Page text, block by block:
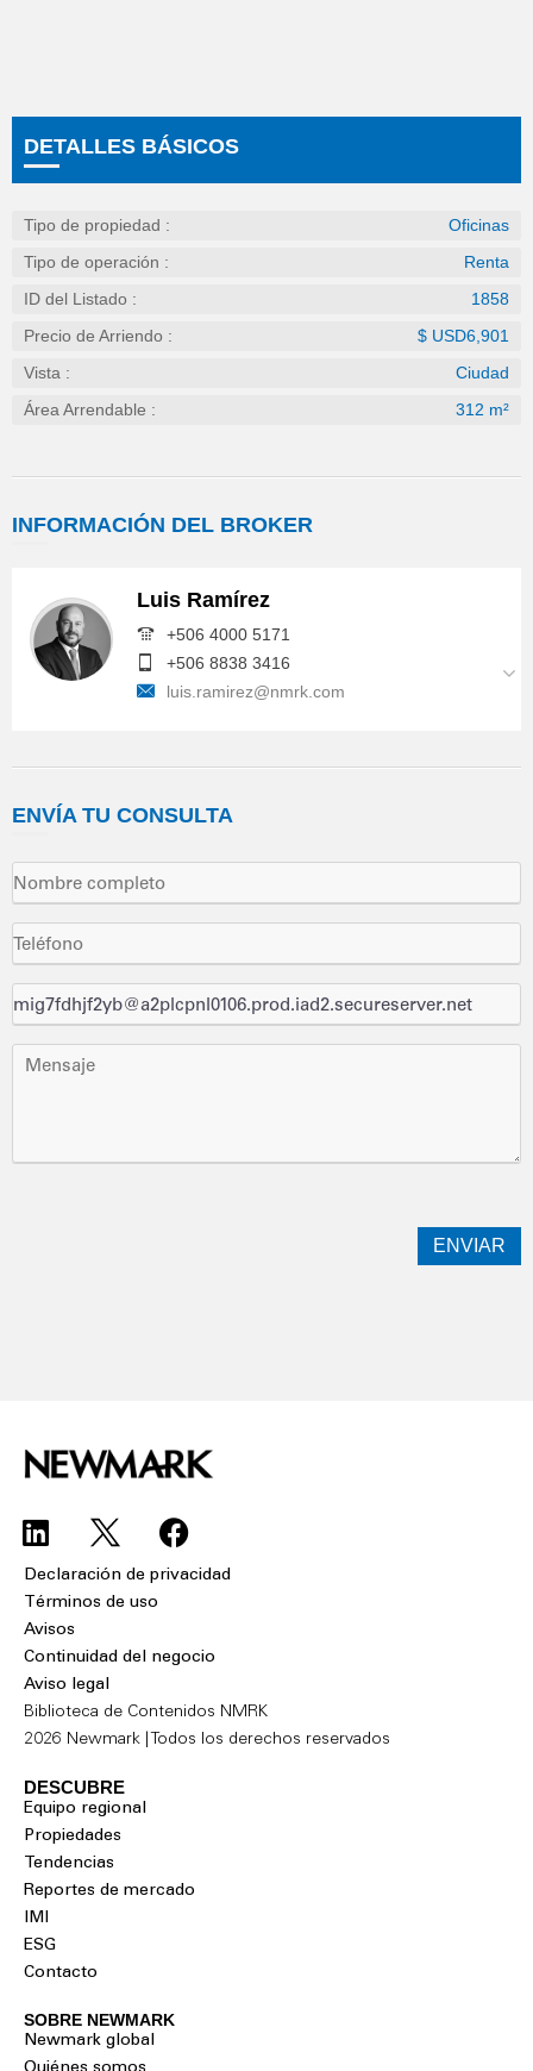
DETALLES BÁSICOS
Tipo de propiedad :
Oficinas
Tipo de operación :
Renta
ID del Listado :
1858
Precio de Arriendo :
$ USD6,901
Vista :
Ciudad
Área Arrendable :
312 m²
INFORMACIÓN DEL BROKER
Luis Ramírez
+506 4000 5171
+506 8838 3416
luis.ramirez@nmrk.com
ENVÍATU CONSULTA
Declaración de privacidad
Términos de uso
Avisos
Continuidad del negocio
Aviso legal
Biblioteca de Contenidos NMRK
2026 Newmark | Todos los derechos reservados
DESCUBRE
Equipo regional
Propiedades
Tendencias
Reportes de mercado
IMI
ESG
Contacto
SOBRE NEWMARK
Newmark global